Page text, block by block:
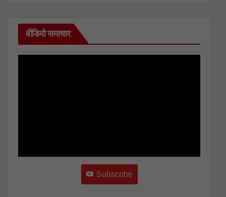
वीडियो समाचार
Subscribe